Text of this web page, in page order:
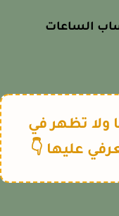
الساعات
تظهر في
عليها 👇